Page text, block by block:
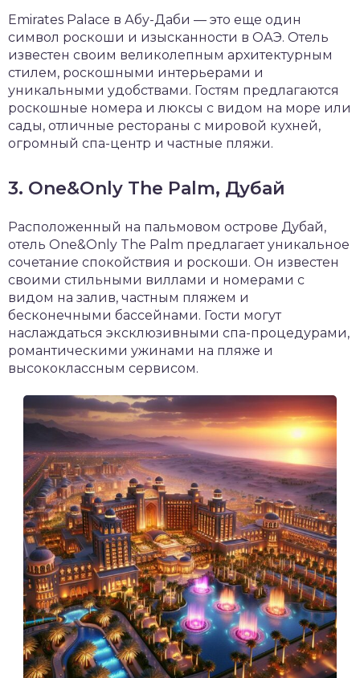
Emirates Palace в Абу-Даби — это еще один
символ роскоши и изысканности в ОАЭ. Отель
известен своим великолепным архитектурным
стилем, роскошными интерьерами и
уникальными удобствами. Гостям предлагаются
роскошные номера и люксы с видом на море или
сады, отличные рестораны с мировой кухней,
огромный спа-центр и частные пляжи.
3. One&Only The Palm, Дубай
Расположенный на пальмовом острове Дубай,
отель One&Only The Palm предлагает уникальное
сочетание спокойствия и роскоши. Он известен
своими стильными виллами и номерами с
видом на залив, частным пляжем и
бесконечными бассейнами. Гости могут
наслаждаться эксклюзивными спа-процедурами,
романтическими ужинами на пляже и
высококлассным сервисом.